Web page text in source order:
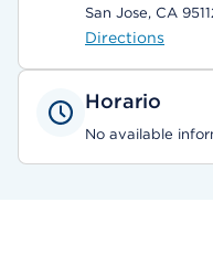
San Jose, CA
Directions
Horario
No available